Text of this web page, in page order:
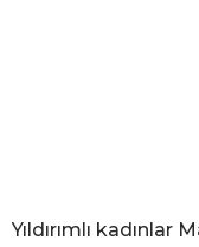
Yıldırımlı kadınlar